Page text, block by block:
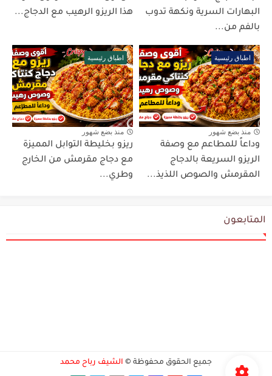
البهارات السرية ونكهة تدوب
بالفم من...
هذا الريزو الرهيب مع الدجاج...
اطباق رئيسية
منذ بضع شهور
وداعاً للمطاعم مع وصفة
الريزو السريعة بالدجاج
المقرمش والصوص اللذيذ...
اطباق رئيسية
منذ بضع شهور
ريزو بخليطة التوابل المميزة
مع دجاج مقرمش من الخارج
وطري...
المتابعون
جميع الحقوق محفوظة © الشيف رباح محمد